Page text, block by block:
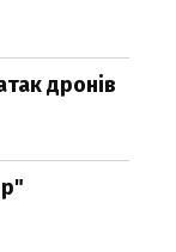
дронів